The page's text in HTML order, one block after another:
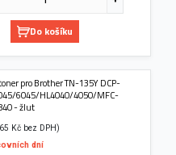
Do košíku
pro Brother TN-135Y DCP-
6045/HL4040/4050/MFC-
- žlut
Kč bez DPH)
dní